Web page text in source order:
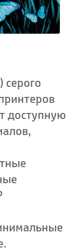
доступную